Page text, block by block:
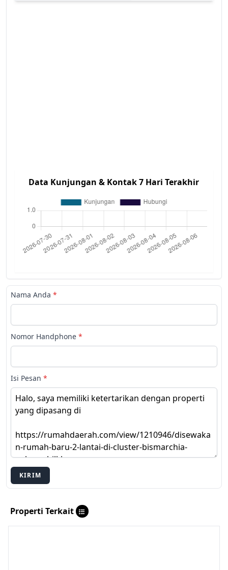
Data Kunjungan & Kontak 7 Hari Terakhir
Nama Anda *
Nomor Handphone *
Isi Pesan *
KIRIM
Properti Terkait